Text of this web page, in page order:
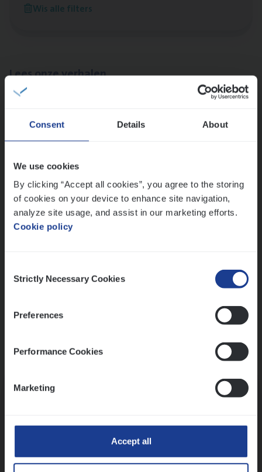
Consent Details About
We use cookies
By clicking “Accept all cookies”, you agree to the storing
of cookies on your device to enhance site navigation,
analyze site usage, and assist in our marketing efforts.
Cookie policy
Selection
Strictly Necessary Cookies
Preferences
Performance Cookies
Marketing
Accept all
Wis alle filters
Antwerpen
Lees onze verhalen
Meer dan collega’s: hoe Julie en Aurélie elkaar
Mathias houdt van diepgaande dossiers én droge
humor
werk
Ons sollicitatieproces
Assessment